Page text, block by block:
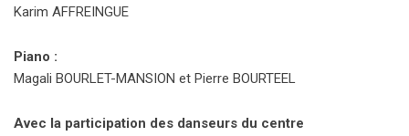
Karim AFFREINGUE
Piano :
Magali BOURLET-MANSION et Pierre BOURTEEL
Avec la participation des danseurs du centre